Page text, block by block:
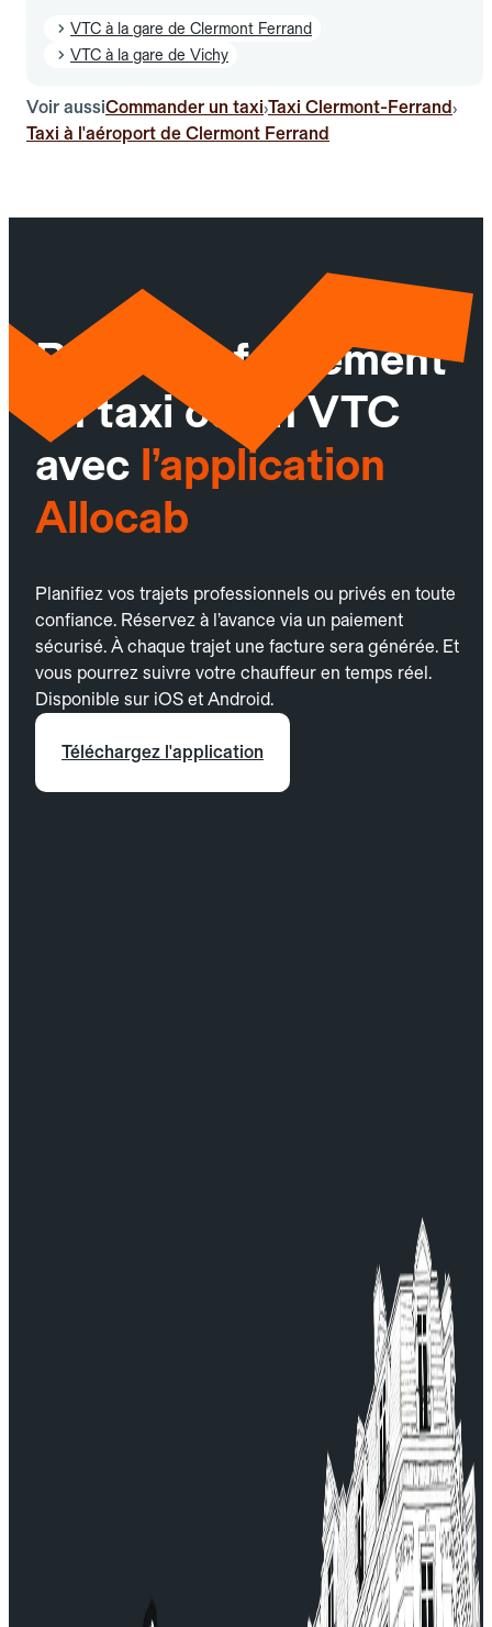
VTC à la gare de Clermont Ferrand
VTC à la gare de Vichy
Voir aussiCommander un taxi›Taxi Clermont-Ferrand›
Taxi à l'aéroport de Clermont Ferrand
Réservez facilement
un taxi ou un VTC
avec l’application
Allocab
Planifiez vos trajets professionnels ou privés en toute
confiance. Réservez à l’avance via un paiement
sécurisé. À chaque trajet une facture sera générée. Et
vous pourrez suivre votre chauffeur en temps réel.
Disponible sur iOS et Android.
Téléchargez l'application